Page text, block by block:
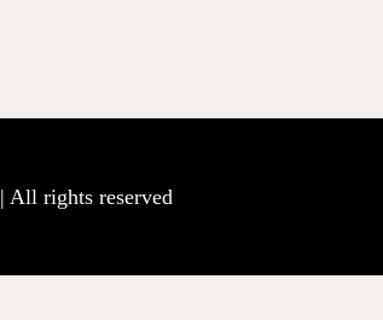
| All rights reserved